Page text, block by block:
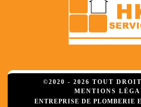
©2020 - 2026 TOUT
MENTIONS
ENTREPRISE DE PLOMBERIE